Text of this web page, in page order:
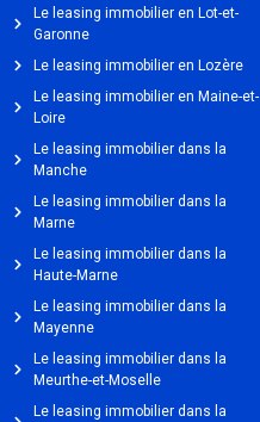
Le leasing immobilier en Lot-et-
Garonne
Le leasing immobilier en Lozère
Le leasing immobilier en Maine-et-
Loire
Le leasing immobilier dans la
Manche
Le leasing immobilier dans la
Marne
Le leasing immobilier dans la
Haute-Marne
Le leasing immobilier dans la
Mayenne
Le leasing immobilier dans la
Meurthe-et-Moselle
Le leasing immobilier dans la